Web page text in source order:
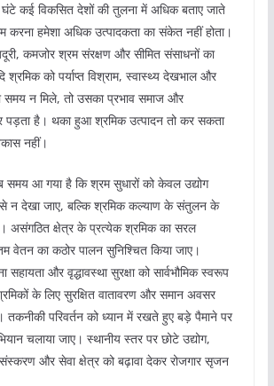
कई विकसित देशों की तुलना में अधिक बताए जाते
हमेशा अधिक उत्पादकता का संकेत नहीं होता।
कमजोर श्रम संरक्षण और सीमित संसाधनों का
श्रमिक को पर्याप्त विश्राम, स्वास्थ्य देखभाल और
समय न मिले, तो उसका प्रभाव समाज और
पड़ता है। थका हुआ श्रमिक उत्पादन तो कर सकता
नहीं।
समय आ गया है कि श्रम सुधारों को केवल उद्योग
से न देखा जाए, बल्कि श्रमिक कल्याण के संतुलन के
असंगठित क्षेत्र के प्रत्येक श्रमिक का सरल
वेतन का कठोर पालन सुनिश्चित किया जाए।
सहायता और वृद्धावस्था सुरक्षा को सार्वभौमिक स्वरूप
के लिए सुरक्षित वातावरण और समान अवसर
तकनीकी परिवर्तन को ध्यान में रखते हुए बड़े पैमाने पर
चलाया जाए। स्थानीय स्तर पर छोटे उद्योग,
और सेवा क्षेत्र को बढ़ावा देकर रोजगार सृजन